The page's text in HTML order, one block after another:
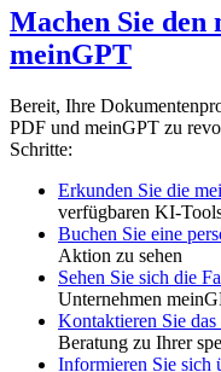
Machen Sie
meinGPT
Bereit, Ihre
PDF und meinGPT zu
Schritte:
Erkunden Sie die
verfügbaren KI-
Buchen Sie eine
Aktion zu sehen
Sehen Sie sich die
Unternehmen
Kontaktieren Sie
Beratung zu Ihrer
Informieren Sie sich